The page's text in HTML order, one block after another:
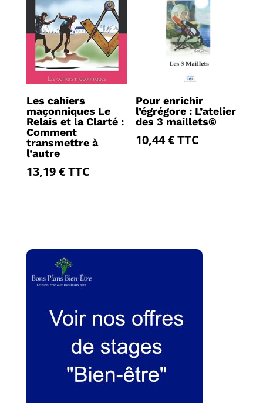
Les cahiers
maçonniques Le
Relais et la Clarté :
Comment
transmettre à
l’autre
13,19€TTC
Pour enrichir
l’égrégore : L’atelier
des 3 maillets©
10,44€TTC